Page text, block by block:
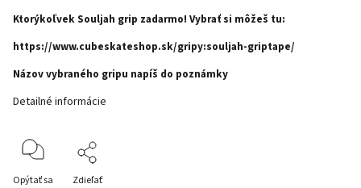
Ktorýkoľvek Souljah grip zadarmo! Vybrať si môžeš tu:
https://www.cubeskateshop.sk/gripy:souljah-griptape/
Názov vybraného gripu napíš do poznámky
Detailné informácie
Opýtať sa Zdieľať